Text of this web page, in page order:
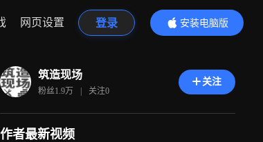
网页设置 登录
安装电脑版
内容更精彩
筑造现场
粉丝1.9万 | 关注0
关注
作者最新视频